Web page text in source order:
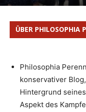
ÜBER PHILOSOPHIA
Philosophia
konservativer
Hintergrund
Aspekt des